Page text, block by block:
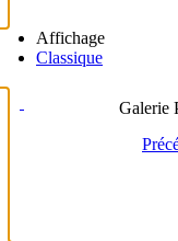
Affichage
Classique
Galerie